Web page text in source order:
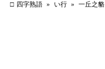
四字熟語 い行 一丘之貉